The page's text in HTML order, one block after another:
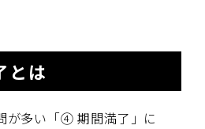
とは
が多い「④ 期間満了」に